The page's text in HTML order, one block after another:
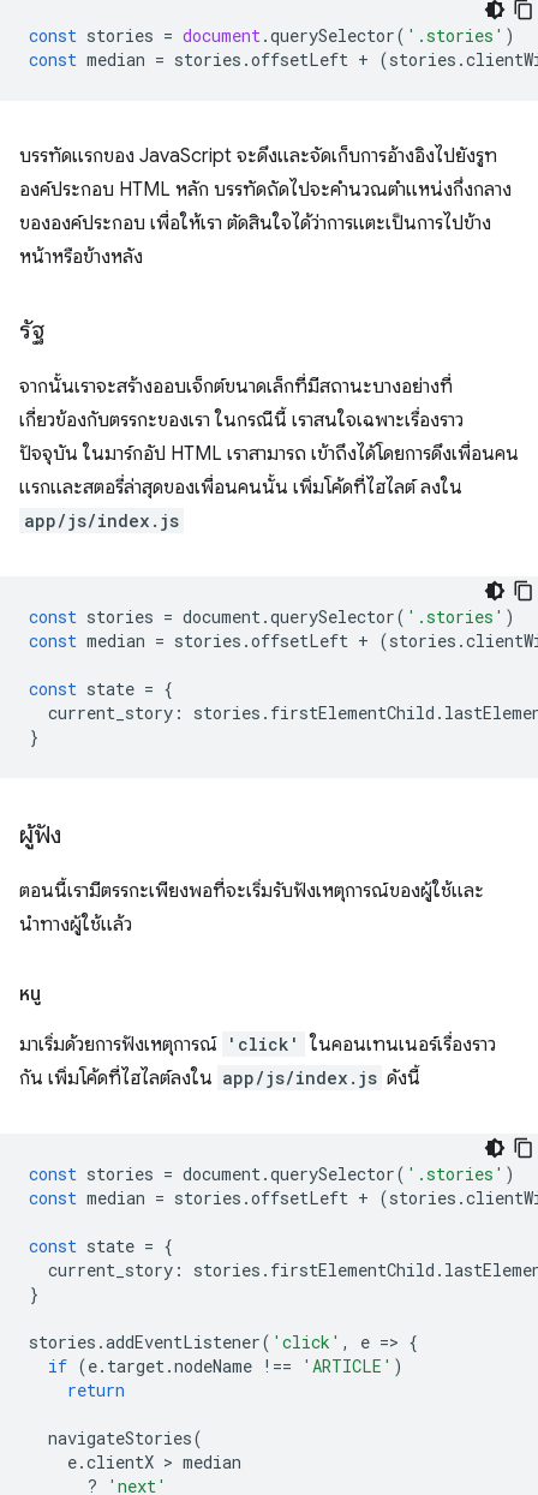
const stories = document .querySelector( '.stories' )
const median = stories .offsetLeft + (stories .
บรรทัดแรกของ JavaScript จะดึงและจัดเก็บการอ้างอิงไปยังรูท
องค์ประกอบ HTML หลัก บรรทัดถัดไปจะคำนวณตำแหน่งกึ่งกลาง
ขององค์ประกอบ เพื่อให้เรา ตัดสินใจได้ว่าการแตะเป็นการไปข้าง
หน้าหรือข้างหลัง
รัฐ
จากนั้นเราจะสร้างออบเจ็กต์ขนาดเล็กที่มีสถานะบางอย่างที่
เกี่ยวข้องกับตรรกะของเรา ในกรณีนี้ เราสนใจเฉพาะเรื่องราว
ปัจจุบัน ในมาร์กอัป HTML เราสามารถ เข้าถึงได้โดยการดึงเพื่อนคน
แรกและสตอรี่ล่าสุดของเพื่อนคนนั้น เพิ่มโค้ดที่ไฮไลต์ ลงใน
app/js/index.js
const stories = document .querySelector( '.stories' )
const median = stories .offsetLeft + (stories .
const state = {
current_story : stories . firstElementChild .
}
ผู้ฟัง
ตอนนี้เรามีตรรกะเพียงพอที่จะเริ่มรับฟังเหตุการณ์ของผู้ใช้และ
นำทางผู้ใช้แล้ว
หนู
มาเริ่มด้วยการฟังเหตุการณ์ 'click' ในคอนเทนเนอร์เรื่องราว
กัน เพิ่มโค้ดที่ไฮไลต์ลงใน app/js/index.js ดังนี้
const stories = document .querySelector( '.stories' )
const median = stories .offsetLeft + (stories .
const state = {
current_story : stories . firstElementChild .
}
stories .addEventListener( 'click' , e => {
if (e. target .nodeName !== 'ARTICLE' )
return
navigateStories(
e.clientX > median
?
'next'